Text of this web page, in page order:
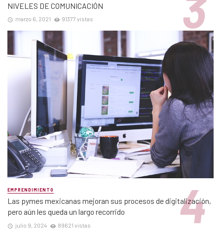
NIVELES DE COMUNICACIÓN
marzo 6, 2021 91377 vistas
EMPRENDIMIENTO
Las pymes mexicanas mejoran sus procesos de digitalización,
pero aún les queda un largo recorrido
julio 9, 2024 89621 vistas